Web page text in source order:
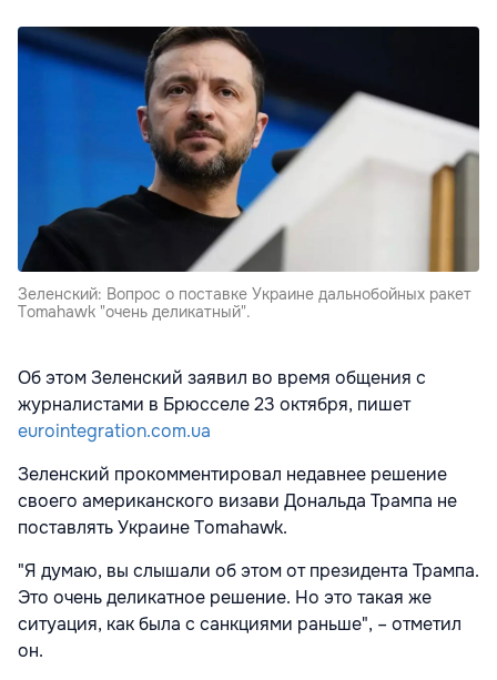
Зеленский: Вопрос о поставке Украине дальнобойных ракет
Tomahawk "очень деликатный".
Об этом Зеленский заявил во время общения с
журналистами в Брюсселе 23 октября, пишет
eurointegration.com.ua
Зеленский прокомментировал недавнее решение
своего американского визави Дональда Трампа не
поставлять Украине Tomahawk.
"Я думаю, вы слышали об этом от президента Трампа.
Это очень деликатное решение. Но это такая же
ситуация, как была с санкциями раньше", – отметил
он.